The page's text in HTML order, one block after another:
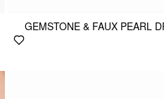
GEMSTONE & FAUX PEARL